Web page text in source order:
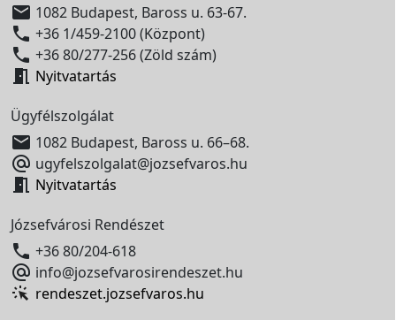
 1082 Budapest, Baross u. 63-67.
 +36 1/459-2100 (Központ)
 +36 80/277-256 (Zöld szám)
 Nyitvatartás
Ügyfélszolgálat
 1082 Budapest, Baross u. 66–68.
 ugyfelszolgalat@jozsefvaros.hu
 Nyitvatartás
Józsefvárosi Rendészet
 +36 80/204-618
 info@jozsefvarosirendeszet.hu
rendeszet.jozsefvaros.hu